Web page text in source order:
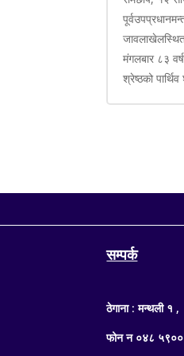
मंगलबार ८३
श्रेष्ठको
सम्पर्क
ठेगाना : मन्थली १ ,
फोन न ०४८